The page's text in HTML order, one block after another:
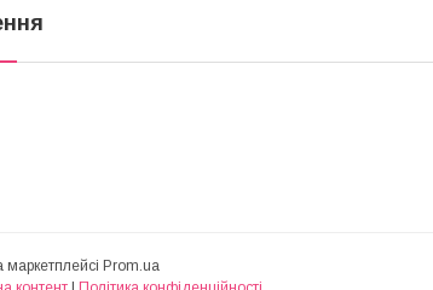
Prom.ua